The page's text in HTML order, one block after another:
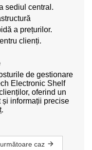
sediul central.
a prețurilor.
clienți.
de gestionare
Electronic Shelf
oferind un
informații precise
caz